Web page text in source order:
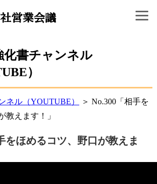
営業会議
化書チャンネル
）
ネル（YOUTUBE）
＞ No.300「相手を
教えます！」
をほめるコツ、野口が教えま